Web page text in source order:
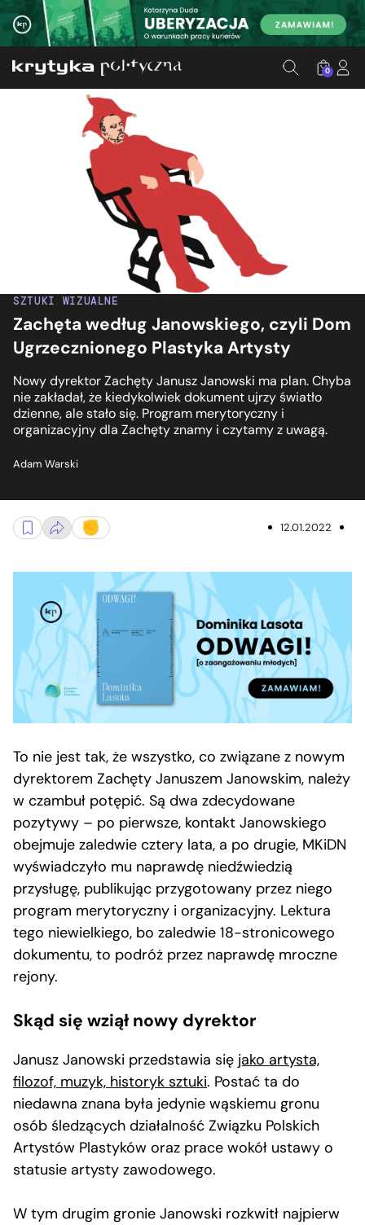
0
SZTUKI WIZUALNE
Zachęta według Janowskiego, czyli Dom
Ugrzecznionego Plastyka Artysty
Nowy dyrektor Zachęty Janusz Janowski ma plan. Chyba
nie zakładał, że kiedykolwiek dokument ujrzy światło
dzienne, ale stało się. Program merytoryczny i
organizacyjny dla Zachęty znamy i czytamy z uwagą.
Adam Warski
12.01.2022
To nie jest tak, że wszystko, co związane z nowym
dyrektorem Zachęty Januszem Janowskim, należy
w czambuł potępić. Są dwa zdecydowane
pozytywy – po pierwsze, kontakt Janowskiego
obejmuje zaledwie cztery lata, a po drugie, MKiDN
wyświadczyło mu naprawdę niedźwiedzią
przysługę, publikując przygotowany przez niego
program merytoryczny i organizacyjny. Lektura
tego niewielkiego, bo zaledwie 18-stronicowego
dokumentu, to podróż przez naprawdę mroczne
rejony.
Skąd się wziął nowy dyrektor
Janusz Janowski przedstawia się jako artysta,
filozof, muzyk, historyk sztuki. Postać ta do
niedawna znana była jedynie wąskiemu gronu
osób śledzących działalność Związku Polskich
Artystów Plastyków oraz prace wokół ustawy o
statusie artysty zawodowego.
W tym drugim gronie Janowski rozkwitł najpierw